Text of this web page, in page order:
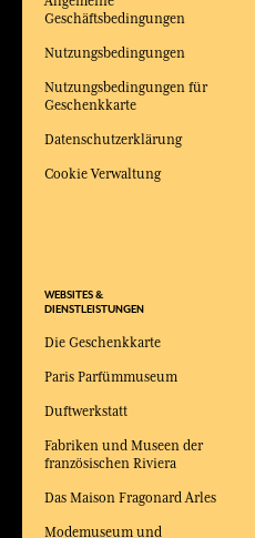
Geschäftsbedingungen
Nutzungsbedingungen
Nutzungsbedingungen für
Geschenkkarte
Datenschutzerklärung
Cookie Verwaltung
WEBSITES &
DIENSTLEISTUNGEN
Die Geschenkkarte
Paris Parfümmuseum
Duftwerkstatt
Fabriken und Museen der
französischen Riviera
Das Maison Fragonard Arles
Modemuseum und